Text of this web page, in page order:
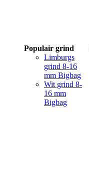
Populair grind
Limburgs
grind 8-16
mm Bigbag
Wit grind 8-
16 mm
Bigbag